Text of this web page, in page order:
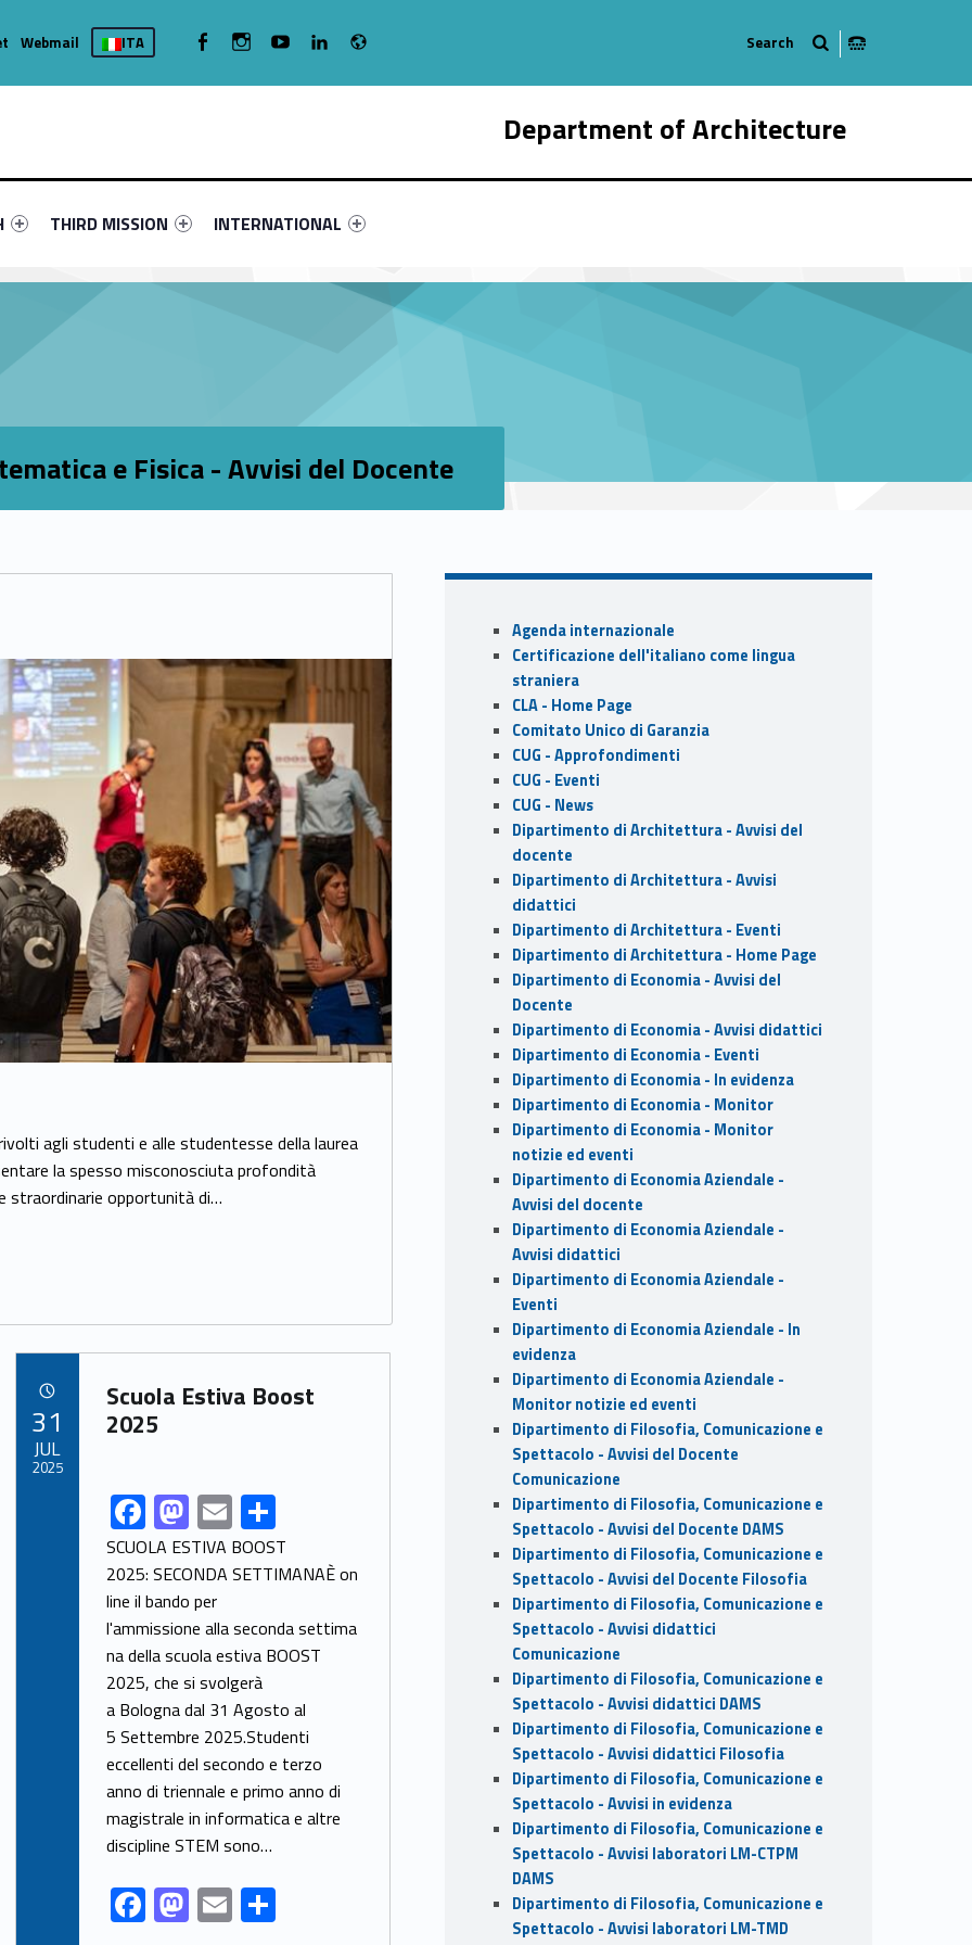
Department of Architecture
89533-4
#link-menu-primary-8524-16
Link identifier #link-menu-primary-21075-19
THIRD MISSION
Link identifier #link-menu-primary-53964-21
INTERNATIONAL
Webmail ITA WebMan on FacebookWebMan on InstagramWebMan on YoutubeWebMan on Linkedin
e Fisica - Avvisi del Docente
agli studenti e alle studentesse della laurea
la spesso misconosciuta profondità
straordinarie opportunità di…
Link identifier archive #link-archive-48267
Scuola Estiva Boost
2025
Link identifier share facebook archive #share-link-archive-84981F
ac
e
b
o
o
k
M
as
to
d
o
n
E
m
ai
l
h
ar
e
SCUOLA ESTIVA BOOST
2025: SECONDA SETTIMANAÈ on
line il bando per
l'ammissione alla seconda settima
na della scuola estiva BOOST
2025, che si svolgerà
a Bologna dal 31 Agosto al
5 Settembre 2025.Studenti
eccellenti del secondo e terzo
anno di triennale e primo anno di
magistrale in informatica e altre
discipline STEM sono…
F M E
31
JUL
2025
Sidebar
Agenda internazionale
Certificazione dell'italiano come lingua
straniera
CLA - Home Page
Comitato Unico di Garanzia
CUG - Approfondimenti
CUG - Eventi
CUG - News
Dipartimento di Architettura - Avvisi del
docente
Dipartimento di Architettura - Avvisi
didattici
Dipartimento di Architettura - Eventi
Dipartimento di Architettura - Home Page
Dipartimento di Economia - Avvisi del
Docente
Dipartimento di Economia - Avvisi didattici
Dipartimento di Economia - Eventi
Dipartimento di Economia - In evidenza
Dipartimento di Economia - Monitor
Dipartimento di Economia - Monitor
notizie ed eventi
Dipartimento di Economia Aziendale -
Avvisi del docente
Dipartimento di Economia Aziendale -
Avvisi didattici
Dipartimento di Economia Aziendale -
Eventi
Dipartimento di Economia Aziendale - In
evidenza
Dipartimento di Economia Aziendale -
Monitor notizie ed eventi
Dipartimento di Filosofia, Comunicazione e
Spettacolo - Avvisi del Docente
Comunicazione
Dipartimento di Filosofia, Comunicazione e
Spettacolo - Avvisi del Docente DAMS
Dipartimento di Filosofia, Comunicazione e
Spettacolo - Avvisi del Docente Filosofia
Dipartimento di Filosofia, Comunicazione e
Spettacolo - Avvisi didattici
Comunicazione
Dipartimento di Filosofia, Comunicazione e
Spettacolo - Avvisi didattici DAMS
Dipartimento di Filosofia, Comunicazione e
Spettacolo - Avvisi didattici Filosofia
Dipartimento di Filosofia, Comunicazione e
Spettacolo - Avvisi in evidenza
Dipartimento di Filosofia, Comunicazione e
Spettacolo - Avvisi laboratori LM-CTPM
DAMS
Dipartimento di Filosofia, Comunicazione e
Spettacolo - Avvisi laboratori LM-TMD